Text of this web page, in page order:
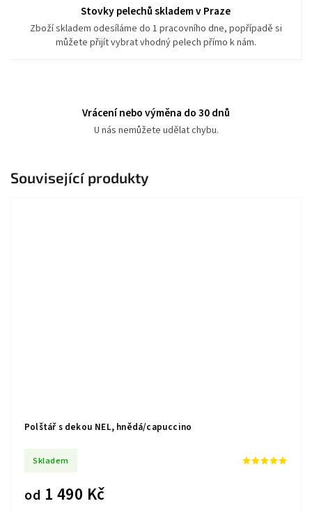
Stovky pelechů skladem v Praze
Zboží skladem odesíláme do 1 pracovního dne, popřípadě si
můžete přijít vybrat vhodný pelech přímo k nám.
Vrácení nebo výměna do 30 dnů
U nás nemůžete udělat chybu.
Související produkty
Polštář s dekou NEL, hnědá/capuccino
Skladem
od 1 490 Kč